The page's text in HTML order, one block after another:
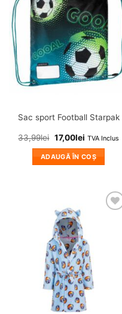
wishlist!
Sac sport Football Starpak
33,99lei 17,00lei TVA Inclus
ADAUGĂ ÎN COȘ